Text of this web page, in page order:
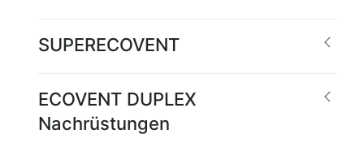
SUPERECOVENT
ECOVENT DUPLEX
Nachrüstungen